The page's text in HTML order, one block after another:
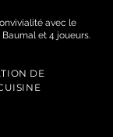
avec le
et 4 joueurs.
DE